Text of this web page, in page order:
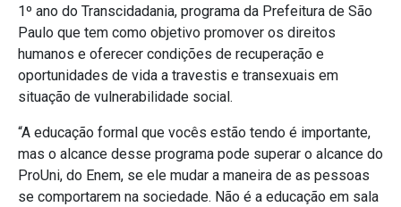
1º ano do Transcidadania, programa da Prefeitura de São
Paulo que tem como objetivo promover os direitos
humanos e oferecer condições de recuperação e
oportunidades de vida a travestis e transexuais em
situação de vulnerabilidade social.
“A educação formal que vocês estão tendo é importante,
mas o alcance desse programa pode superar o alcance do
ProUni, do Enem, se ele mudar a maneira de as pessoas
se comportarem na sociedade. Não é a educação em sala